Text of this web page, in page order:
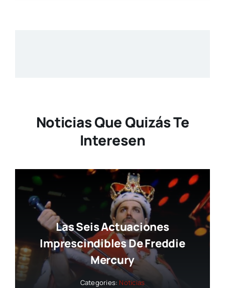
Noticias Que Quizás Te
Interesen
Las Seis Actuaciones
Imprescindibles De Freddie
Mercury
Categories: Noticias